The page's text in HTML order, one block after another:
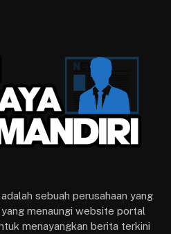
sebuah perusahaan yang
menaungi website portal
menayangkan berita terkini